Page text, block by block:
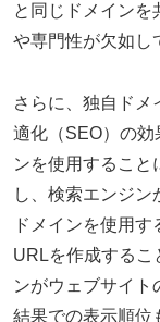
と同じドメインを
や専門性が欠如し
さらに、独自ドメ
適化（SEO）の効
ンを使用すること
し、検索エンジ
ドメインを使用
URLを作成するこ
ンがウェブサイト
結果での表示順位